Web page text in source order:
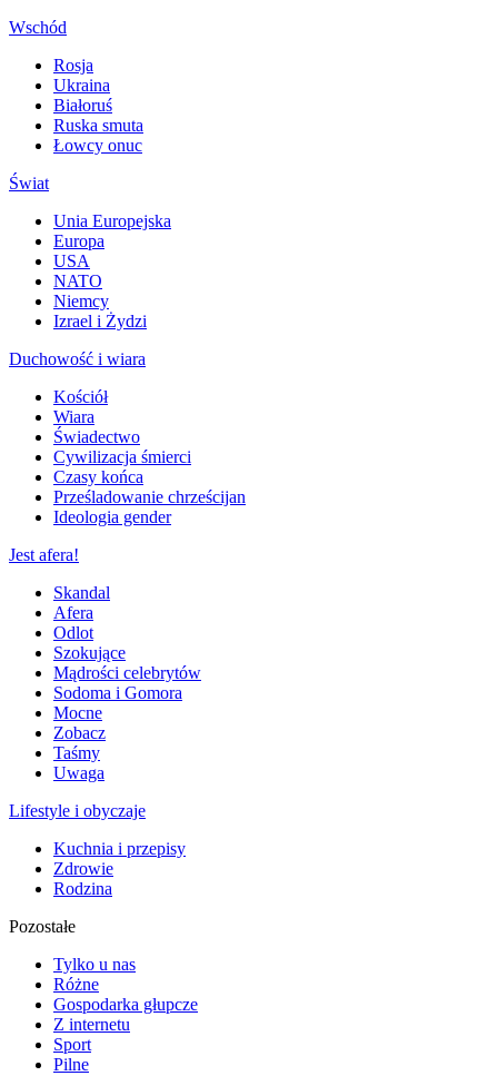
Wschód
Rosja
Ukraina
Białoruś
Ruska smuta
Łowcy onuc
Świat
Unia Europejska
Europa
USA
NATO
Niemcy
Izrael i Żydzi
Duchowość i wiara
Kościół
Wiara
Świadectwo
Cywilizacja śmierci
Czasy końca
Prześladowanie chrześcijan
Ideologia gender
Jest afera!
Skandal
Afera
Odlot
Szokujące
Mądrości celebrytów
Sodoma i Gomora
Mocne
Zobacz
Taśmy
Uwaga
Lifestyle i obyczaje
Kuchnia i przepisy
Zdrowie
Rodzina
Pozostałe
Tylko u nas
Różne
Gospodarka głupcze
Z internetu
Sport
Pilne